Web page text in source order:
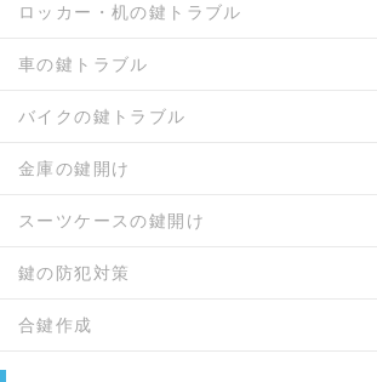
ロッカー・机の鍵トラブル
車の鍵トラブル
バイクの鍵トラブル
金庫の鍵開け
スーツケースの鍵開け
鍵の防犯対策
合鍵作成